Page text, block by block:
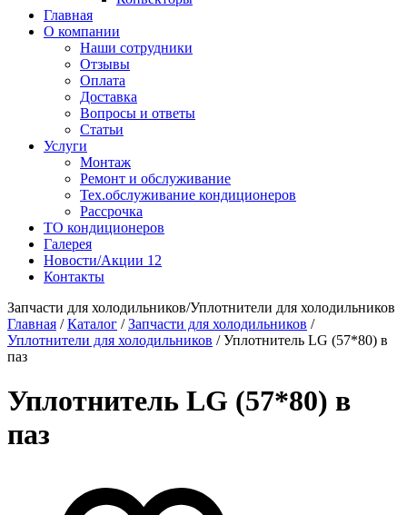
Главная
О компании
Наши сотрудники
Отзывы
Оплата
Доставка
Вопросы и ответы
Статьи
Услуги
Монтаж
Ремонт и обслуживание
Тех.обслуживание кондиционеров
Рассрочка
ТО кондиционеров
Галерея
Новости/Акции 12
Контакты
Запчасти для холодильников/Уплотнители для холодильников
Главная /Каталог /Запчасти для холодильников /
Уплотнители для холодильников /Уплотнитель LG (57*80) в
паз
Уплотнитель LG (57*80) в
паз